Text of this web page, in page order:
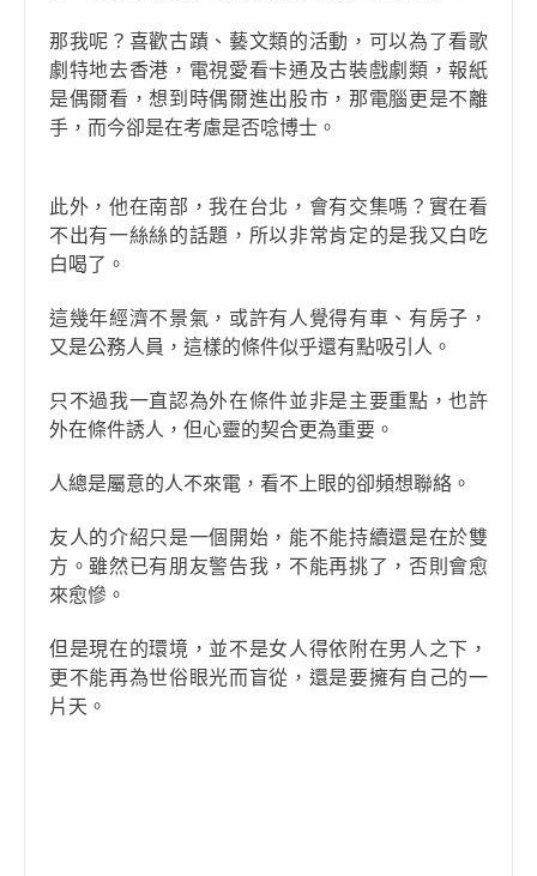
那我呢？喜歡古蹟、藝文類的活動，可以為了看歌
劇特地去香港，電視愛看卡通及古裝戲劇類，報紙
是偶爾看，想到時偶爾進出股市，那電腦更是不離
手，而今卻是在考慮是否唸博士。
此外，他在南部，我在台北，會有交集嗎？實在看
不出有一絲絲的話題，所以非常肯定的是我又白吃
白喝了。
這幾年經濟不景氣，或許有人覺得有車、有房子，
又是公務人員，這樣的條件似乎還有點吸引人。
只不過我一直認為外在條件並非是主要重點，也許
外在條件誘人，但心靈的契合更為重要。
人總是屬意的人不來電，看不上眼的卻頻想聯絡。
友人的介紹只是一個開始，能不能持續還是在於雙
方。雖然已有朋友警告我，不能再挑了，否則會愈
來愈慘。
但是現在的環境，並不是女人得依附在男人之下，
更不能再為世俗眼光而盲從，還是要擁有自己的一
片天。